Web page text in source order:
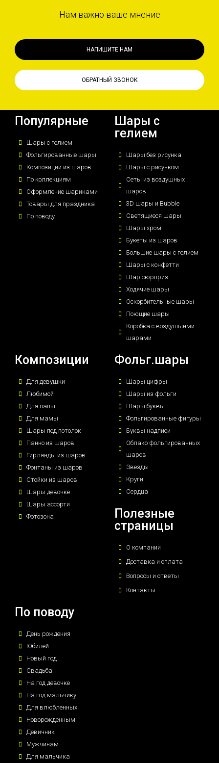
Нам важно ваше мнение
НАПИШИТЕ НАМ
ОБРАТНЫЙ ЗВОНОК
Популярные
Шары с гелием
Фольгированные шары
Композиции из шаров
По коллекциям
Оформление шариками
Товары для праздника
По поводу
Шары с
гелием
Шары без рисунка
Шары с рисунком
Сеты из воздушных
шаров
3D шары и Bubble
Светящиеся шары
Шары хром
Букеты из шаров
Большие шары с гелием
Шары с конфетти
Шар сюрприз
Ходячие шары
Оскорбительные шары
Поющие шары
Коробка с воздушынми
шарами
Композиции
Для девушки
Любимой
Для папы
Для мамы
Шары под потолок
Панно из шаров
Гирлянды из шаров
Фонтаны из шаров
Стойки из шаров
Шары девочке
Шары ассорти
Фотозона
Фольг.шары
Шары цифры
Шары из фольги
Шары буквы
Фольгированные фигуры
Буквы надписи
Облако фольгированных
шаров
Звезды
Круги
Сердца
Полезные
страницы
О компании
Доставка и оплата
Вопросы и ответы
Контакты
По поводу
День рождения
Юбилей
Новый год
Свадьба
На год девочке
На год мальчику
Для влюбленных
Новорожденным
Девичник
Мужчинам
Для мальчика